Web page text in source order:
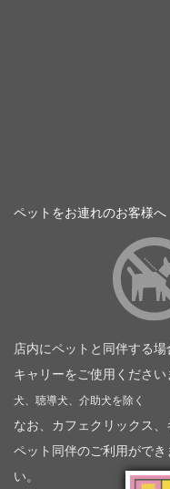
ペットをお連れのお客様へ
店内にペットと同伴する
キャリーをご使用ください
犬、聴導犬、介助犬を除く
なお、カフェクリックス
ペット同伴のご利用がで
い。